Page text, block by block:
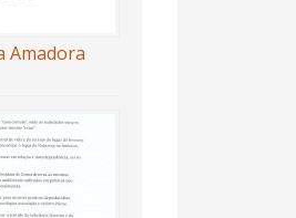
Amadora